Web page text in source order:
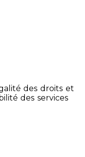
des droits et
des services